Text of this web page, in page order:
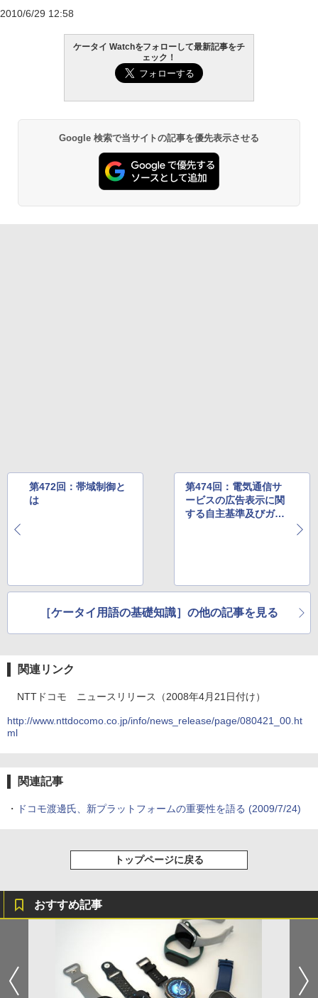
2010/6/29 12:58
ケータイ Watchをフォローして最新記事をチ
ェック！
Google 検索で当サイトの記事を優先表示させる
第472回：帯域制御と
は
第474回：電気通信サ
ービスの広告表示に関
する自主基準及びガイ
［ケータイ用語の基礎知識］の他の記事を見る
関連リンク
NTTドコモ ニュースリリース（2008年4月21日付け）
http://www.nttdocomo.co.jp/info/news_release/page/080421_00.ht
ml
関連記事
・ ドコモ渡邊氏、新プラットフォームの重要性を語る (2009/7/24)
トップページに戻る
おすすめ記事